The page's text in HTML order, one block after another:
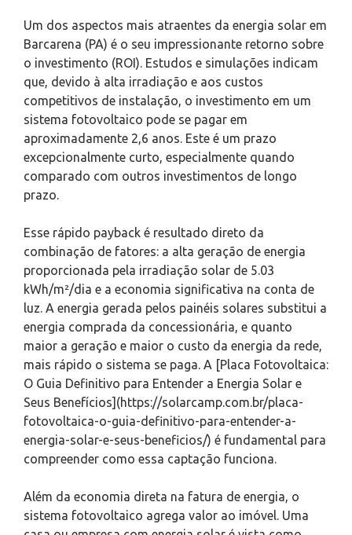
Um dos aspectos mais atraentes da energia solar em
Barcarena (PA) é o seu impressionante retorno sobre
o investimento (ROI). Estudos e simulações indicam
que, devido à alta irradiação e aos custos
competitivos de instalação, o investimento em um
sistema fotovoltaico pode se pagar em
aproximadamente 2,6 anos. Este é um prazo
excepcionalmente curto, especialmente quando
comparado com outros investimentos de longo
prazo.
Esse rápido payback é resultado direto da
combinação de fatores: a alta geração de energia
proporcionada pela irradiação solar de 5.03
kWh/m²/dia e a economia significativa na conta de
luz. A energia gerada pelos painéis solares substitui a
energia comprada da concessionária, e quanto
maior a geração e maior o custo da energia da rede,
mais rápido o sistema se paga. A [Placa Fotovoltaica:
O Guia Definitivo para Entender a Energia Solar e
Seus Benefícios](https://solarcamp.com.br/placa-
fotovoltaica-o-guia-definitivo-para-entender-a-
energia-solar-e-seus-beneficios/) é fundamental para
compreender como essa captação funciona.
Além da economia direta na fatura de energia, o
sistema fotovoltaico agrega valor ao imóvel. Uma